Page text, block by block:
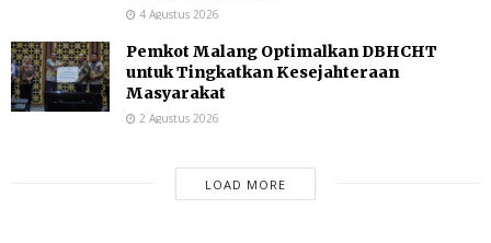
4 Agustus 2026
Pemkot Malang Optimalkan DBHCHT
untuk Tingkatkan Kesejahteraan
Masyarakat
2 Agustus 2026
LOAD MORE